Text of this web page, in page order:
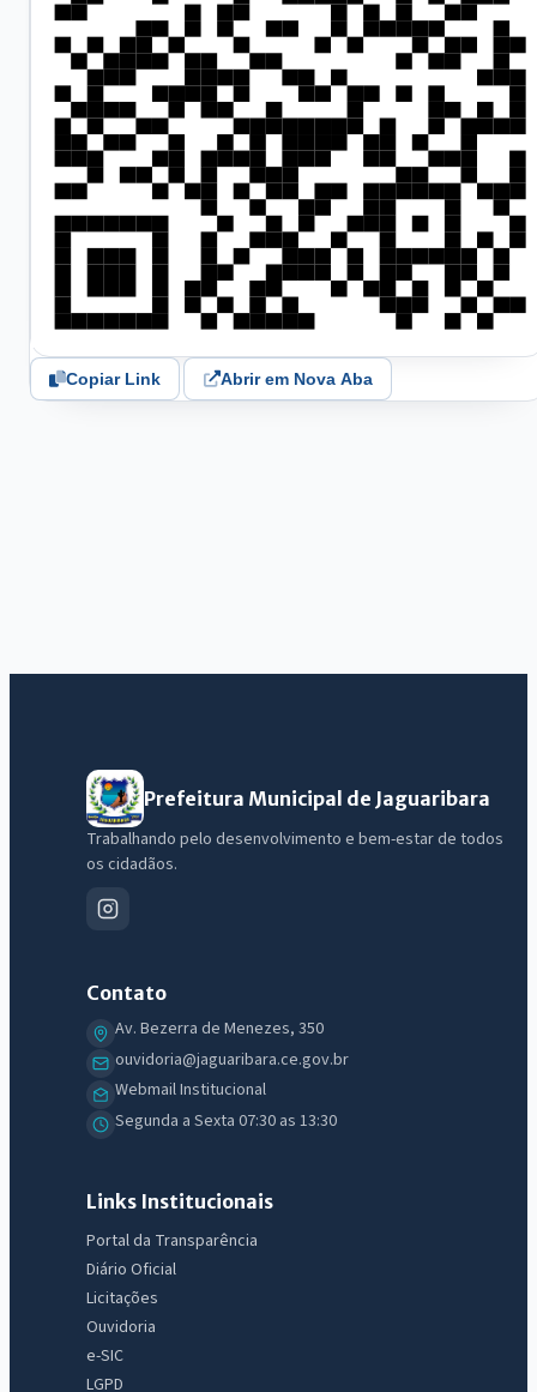
Copiar Link Abrir em Nova Aba
Prefeitura Municipal de Jaguaribara
Trabalhando pelo desenvolvimento e bem-estar de todos
os cidadãos.
Contato
Av. Bezerra de Menezes, 350
ouvidoria@jaguaribara.ce.gov.br
Webmail Institucional
Segunda a Sexta 07:30 as 13:30
Links Institucionais
Portal da Transparência
Diário Oficial
Licitações
Ouvidoria
e-SIC
LGPD